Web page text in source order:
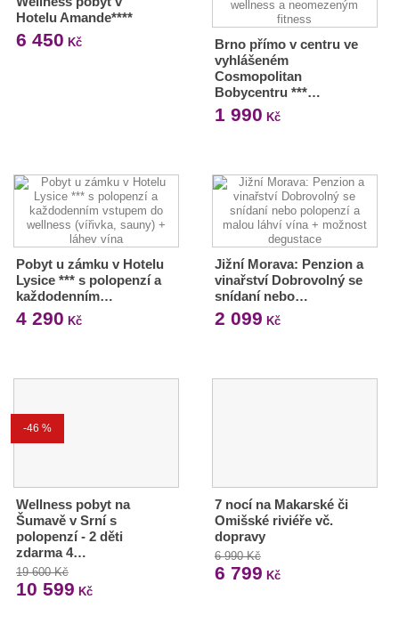
Hotelu Amande****
6 450 Kč
Brno přímo v centru ve
vyhlášeném
Cosmopolitan
Bobycentru ***…
1 990 Kč
Pobyt u zámku v Hotelu
Lysice *** s polopenzí a
každodenním…
4 290 Kč
Jižní Morava: Penzion a
vinařství Dobrovolný se
snídaní nebo…
2 099 Kč
-46 %
Wellness pobyt na
Šumavě v Srní s
polopenzí - 2 děti
zdarma 4…
19 600 Kč
10 599 Kč
7 nocí na Makarské či
Omišské riviéře vč.
dopravy
6 990 Kč
6 799 Kč